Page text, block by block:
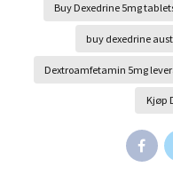
Buy Dexedrine 5mg
buy dexedrine
Dextroamfetamin 5mg
Kjøp